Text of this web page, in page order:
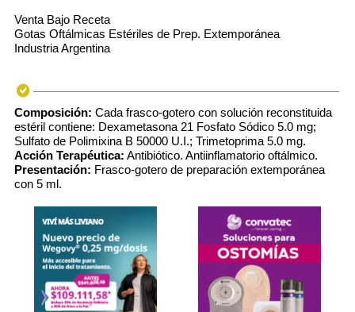
Venta Bajo Receta
Gotas Oftálmicas Estériles de Prep. Extemporánea
Industria Argentina
Composición: Cada frasco-gotero con solución reconstituida
estéril contiene: Dexametasona 21 Fosfato Sódico 5.0 mg;
Sulfato de Polimixina B 50000 U.I.; Trimetoprima 5.0 mg.
Acción Terapéutica: Antibiótico. Antiinflamatorio oftálmico.
Presentación: Frasco-gotero de preparación extemporánea
con 5 ml.